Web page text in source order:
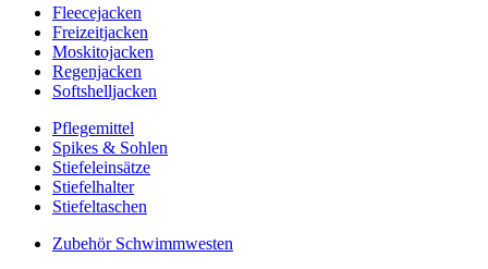
Fleecejacken
Freizeitjacken
Moskitojacken
Regenjacken
Softshelljacken
Pflegemittel
Spikes & Sohlen
Stiefeleinsätze
Stiefelhalter
Stiefeltaschen
Zubehör Schwimmwesten